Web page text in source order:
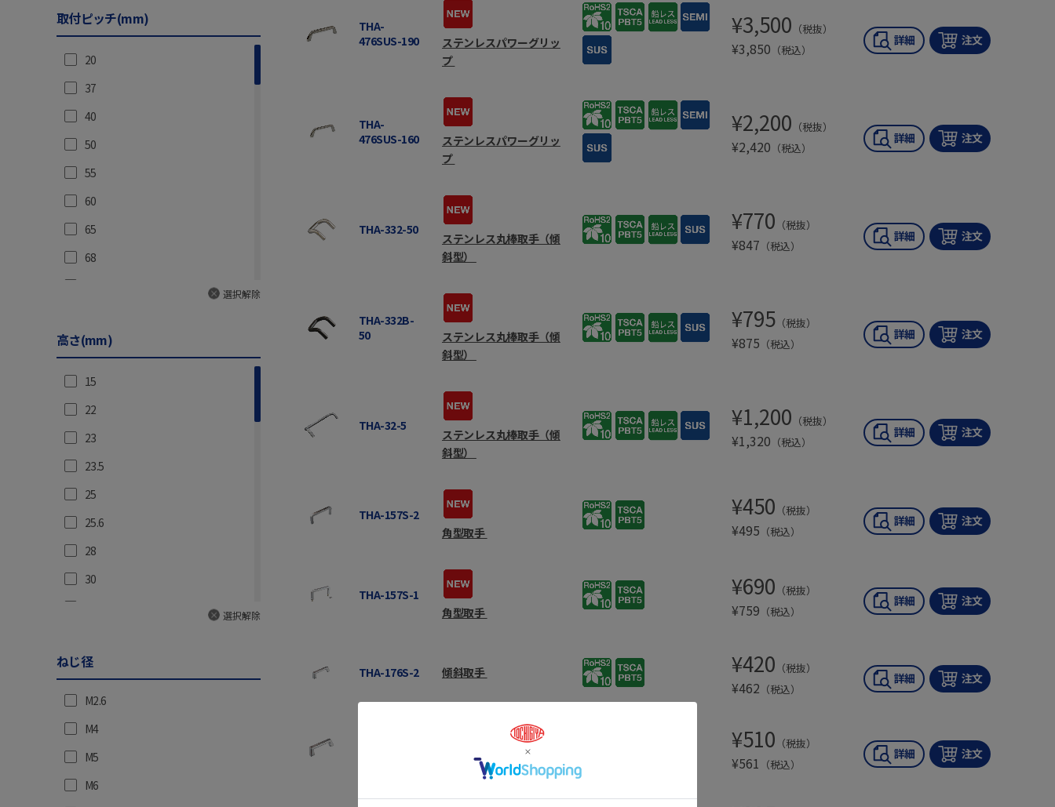
THA-
476SUS-190
ステンレスパワーグリッ
プ
¥3,500 （税抜）
¥3,850 （税込）
THA-
476SUS-160
ステンレスパワーグリッ
プ
¥2,200 （税抜）
¥2,420 （税込）
THA-332-50
ステンレス丸棒取手（傾
斜型）
¥770 （税抜）
¥847 （税込）
THA-332B-
50
ステンレス丸棒取手（傾
斜型）
¥795 （税抜）
¥875 （税込）
THA-32-5
ステンレス丸棒取手（傾
斜型）
¥1,200 （税抜）
¥1,320 （税込）
THA-157S-2
角型取手
¥450 （税抜）
¥495 （税込）
THA-157S-1
角型取手
¥690 （税抜）
¥759 （税込）
THA-176S-2 傾斜取手 ¥420 （税抜）
¥462 （税込）
¥510 （税抜）
¥561 （税込）
取付ピッチ(mm)
20
37
40
50
55
60
65
68
87
127.5
128
130
132
150
160
選択解除
高さ(mm)
15
22
23
23.5
25
25.6
28
30
32
選択解除
ねじ径
M2.6
M4
M5
M6